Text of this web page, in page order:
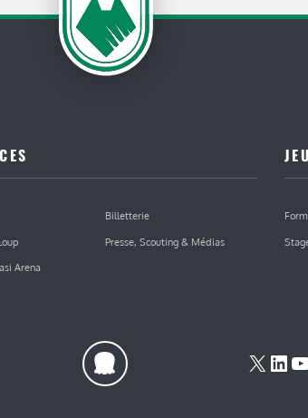
Billetterie
Presse, Scouting & Médias
Arena
X